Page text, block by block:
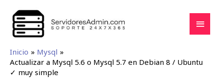
Inicio
Mysql
Actualizar a Mysql 5.6 o Mysql 5.7 en Debian 8 / Ubuntu
✓ muy simple